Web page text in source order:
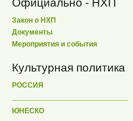
Официально - НХП
Закон о НХП
Документы
Мероприятия и события
Культурная политика
РОССИЯ
ЮНЕСКО